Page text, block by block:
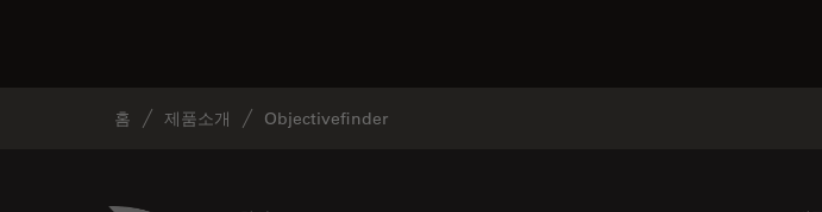
홈 제품소개 Objectivefinder